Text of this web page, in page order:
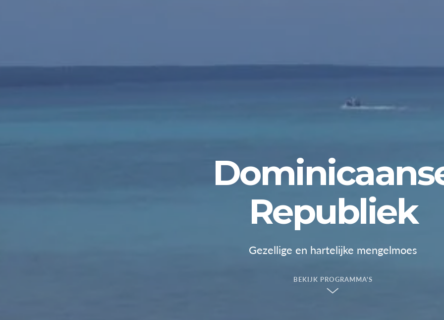
Republiek
Gezellige en hartelijke mengelmoes
BEKIJK PROGRAMMA'S